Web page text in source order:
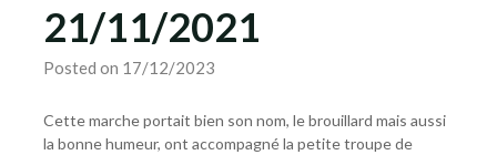
21/11/2021
Posted on 17/12/2023
Cette marche portait bien son nom, le brouillard mais aussi
la bonne humeur, ont accompagné la petite troupe de